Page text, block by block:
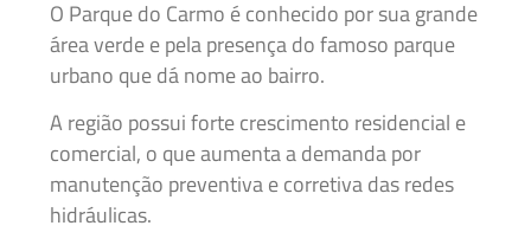
O Parque do Carmo é conhecido por sua grande
área verde e pela presença do famoso parque
urbano que dá nome ao bairro.
A região possui forte crescimento residencial e
comercial, o que aumenta a demanda por
manutenção preventiva e corretiva das redes
hidráulicas.